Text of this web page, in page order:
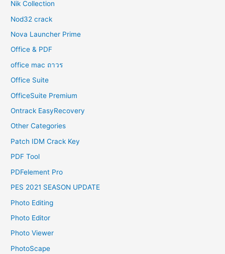
Nik Collection
Nod32 crack
Nova Launcher Prime
Office & PDF
office mac ถาวร
Office Suite
OfficeSuite Premium
Ontrack EasyRecovery
Other Categories
Patch IDM Crack Key
PDF Tool
PDFelement Pro
PES 2021 SEASON UPDATE
Photo Editing
Photo Editor
Photo Viewer
PhotoScape